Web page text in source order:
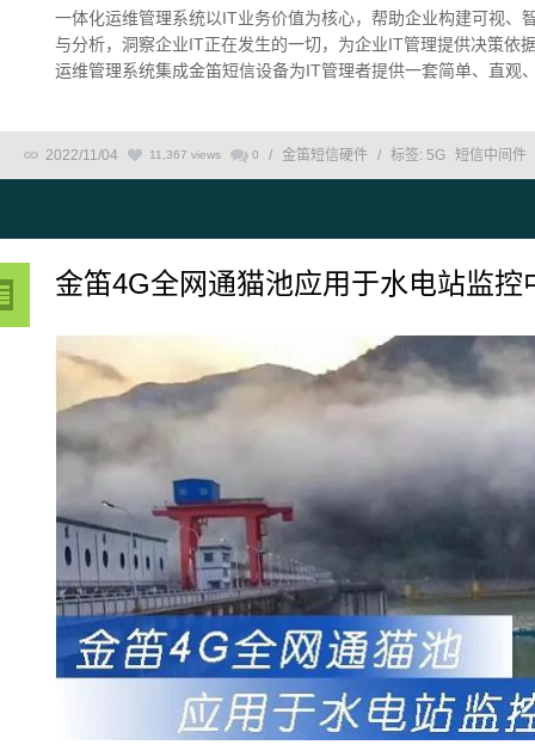
一体化运维管理系统以IT业务价值为核心，帮助企业构建可视
与分析，洞察企业IT正在发生的一切，为企业IT管理提供决策依
运维管理系统集成金笛短信设备为IT管理者提供一套简单、直
2022/11/04 11,367 views 0 / 金笛短信硬件 / 标签: 5G 短信中间件
金笛4G全网通猫池应用于水电站监控